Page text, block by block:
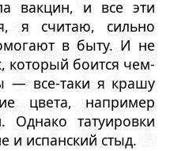
вакцин, и все эти
я считаю, сильно
в быту. И не
который боится чем-
— все-таки я крашу
цвета, например
татуировки
и испанский стыд.